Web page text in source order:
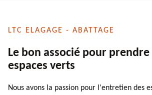
LTC ELAGAGE - ABATTAGE
Le bon associé pour prendre
espaces verts
Nous avons la passion pour l'entretien des